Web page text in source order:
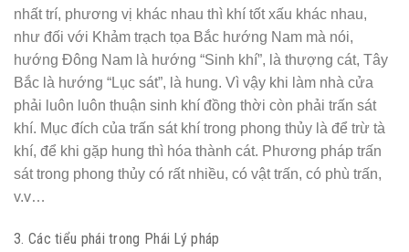
nhất trí, phương vị khác nhau thì khí tốt xấu khác nhau,
như đối với Khảm trạch tọa Bắc hướng Nam mà nói,
hướng Đông Nam là hướng “Sinh khí”, là thượng cát, Tây
Bắc là hướng “Lục sát”, là hung. Vì vậy khi làm nhà cửa
phải luôn luôn thuận sinh khí đồng thời còn phải trấn sát
khí. Mục đích của trấn sát khí trong phong thủy là để trừ tà
khí, để khi gặp hung thì hóa thành cát. Phương pháp trấn
sát trong phong thủy có rất nhiều, có vật trấn, có phù trấn,
v.v…
3. Các tiểu phái trong Phái Lý pháp